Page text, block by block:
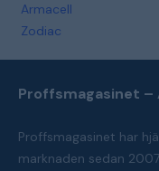
Armacell
Zodiac
Proffsmagasinet
Proffsmagasinet har
marknaden sedan